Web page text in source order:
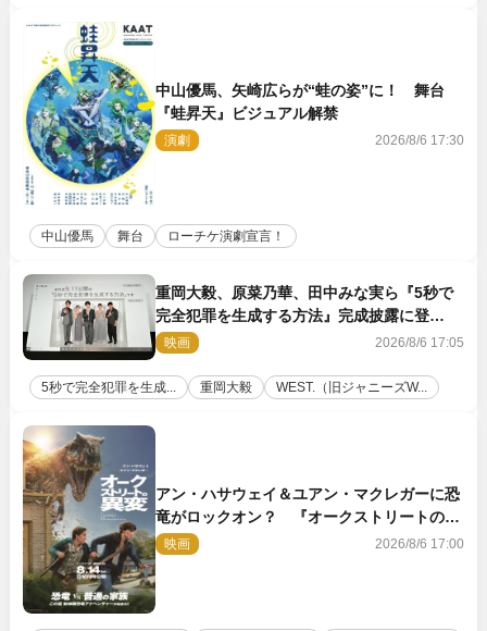
中山優馬、矢崎広らが“蛙の姿”に！ 舞台
『蛙昇天』ビジュアル解禁
演劇 2026/8/6 17:30
中山優馬 舞台 ローチケ演劇宣言！
重岡大毅、原菜乃華、田中みな実ら『5秒で
完全犯罪を生成する方法』完成披露に登
壇！ それぞれのAI活用術も発表
映画 2026/8/6 17:05
5秒で完全犯罪を生成... 重岡大毅 WEST.（旧ジャニーズW...
アン・ハサウェイ＆ユアン・マクレガーに恐
竜がロックオン？ 『オークストリートの異
変』新ビジュアル＆本編映像初解禁
映画 2026/8/6 17:00